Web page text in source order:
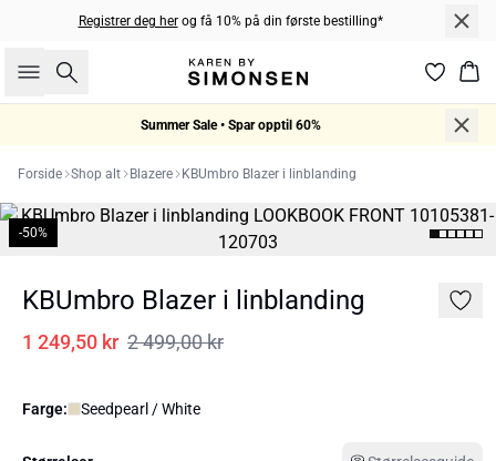
Registrer deg herog få 10% på din første bestilling*
Søk
Summer Sale • Spar opptil 60%
Forside Shop alt Blazere KBUmbro Blazer i linblanding
-50%
KBUmbro Blazer i linblanding
1 249,50 kr 2 499,00 kr
Farge: Seedpearl / White